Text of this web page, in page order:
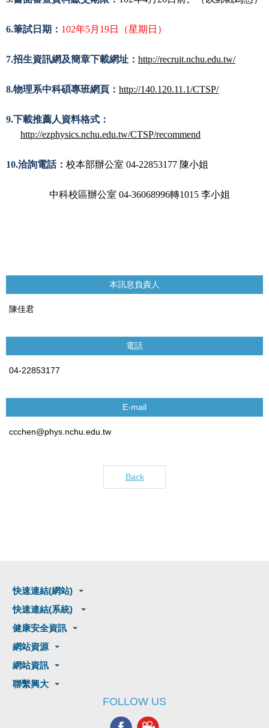
6.筆試日期： 102年5月 19日（星期日）
7.招生資訊網及簡章下載網址： http://recruit.nchu.edu.tw/
8.物理系中科碩專班網頁： http://140.120.11.1/CTSP/
9.下載推薦人資料格式：
http://ezphysics.nchu.edu.tw/CTSP/recommend
10.洽詢電話： 校本部辦公室 04-22853177 陳小姐
中科校區辦公室 04-36068996轉1015 李小姐
本訊息負責人
陳佳君
電話
04-22853177
E-mail
ccchen@phys.nchu.edu.tw
Back
快速連結(網站)
快速連結(系統)
健康安全資訊
網站資源
網站資訊
聯繫興大
FOLLOW US